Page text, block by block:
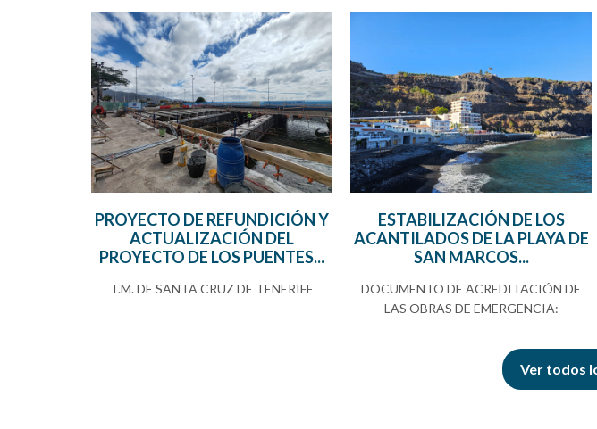
PROYECTO DE REFUNDICIÓN Y
ACTUALIZACIÓN DEL
PROYECTO DE LOS PUENTES...
T.M. DE SANTA CRUZ DE TENERIFE
ESTABILIZACIÓN DE LOS
ACANTILADOS DE LA PLAYA DE
SAN MARCOS...
DOCUMENTO DE ACREDITACIÓN DE
LAS OBRAS DE EMERGENCIA:
Ver todos